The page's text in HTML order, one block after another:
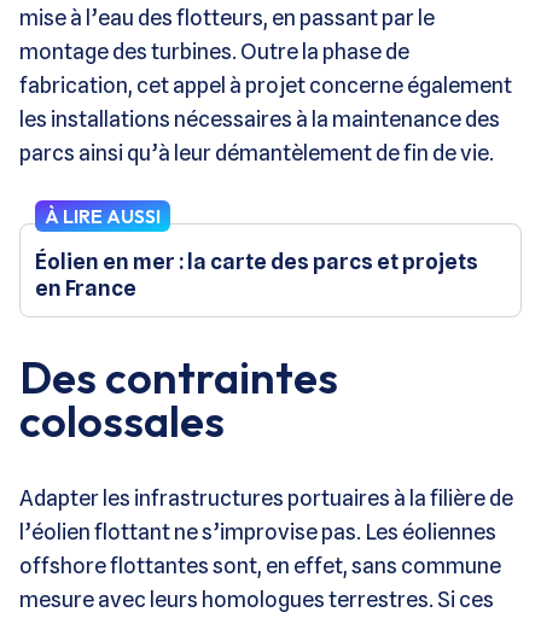
mise à l’eau des flotteurs, en passant par le
montage des turbines. Outre la phase de
fabrication, cet appel à projet concerne également
les installations nécessaires à la maintenance des
parcs ainsi qu’à leur démantèlement de fin de vie.
À LIRE AUSSI
Éolien en mer : la carte des parcs et projets
en France
Des contraintes
colossales
Adapter les infrastructures portuaires à la filière de
l’éolien flottant ne s’improvise pas. Les éoliennes
offshore flottantes sont, en effet, sans commune
mesure avec leurs homologues terrestres. Si ces